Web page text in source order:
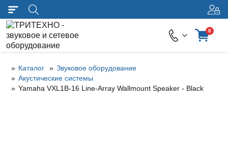
0
Каталог
Звуковое оборудование
Акустические системы
Yamaha VXL1B-16 Line-Array Wallmount Speaker - Black